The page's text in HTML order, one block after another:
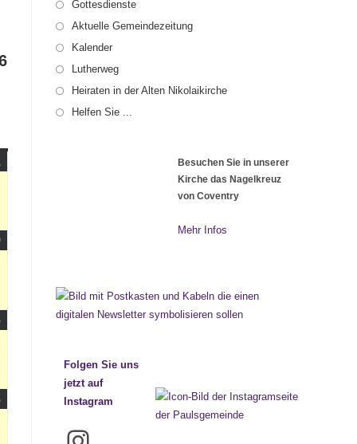
16.08.2026
Gottesdienste
Aktuelle Gemeindezeitung
Kalender
Lutherweg
Heiraten in der Alten Nikolaikirche
Helfen Sie ...
Besuchen Sie in unserer
Kirche das Nagelkreuz
von Coventry
Mehr Infos
Folgen Sie uns
jetzt auf
Instagram
Instagram